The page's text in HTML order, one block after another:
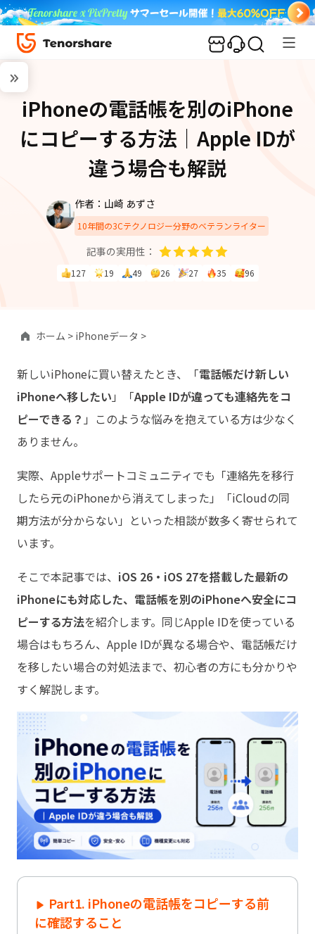
iPhoneの電話帳を別のiPhone
にコピーする方法｜Apple IDが
違う場合も解説
作者：山崎 あずさ
10年間の3Cテクノロジー分野のベテランライター
記事の実用性：
127 19 49 26 27 35 96
ホーム > iPhoneデータ >
新しいiPhoneに買い替えたとき、「電話帳だけ新しい
iPhoneへ移したい 」「Apple IDが違っても連絡先をコ
ピーできる？ 」このような悩みを抱えている方は少なく
ありません。
実際、Appleサポートコミュニティでも「連絡先を移行
したら元のiPhoneから消えてしまった」「iCloudの同
期方法が分からない」といった相談が数多く寄せられて
います。
そこで本記事では、 iOS 26・iOS 27を搭載した最新の
iPhoneにも対応した、電話帳を別のiPhoneへ安全にコ
ピーする方法を紹介します。同じApple IDを使っている
場合はもちろん、Apple IDが異なる場合や、電話帳だけ
を移したい場合の対処法まで、初心者の方にも分かりや
すく解説します。
Part1. iPhoneの電話帳をコピーする前
に確認すること